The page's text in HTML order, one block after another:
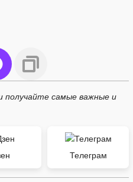
получайте самые важные и
Телеграм